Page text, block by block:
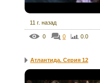
11 г. назад
0 0 0.0
Атлантида. Серия 12